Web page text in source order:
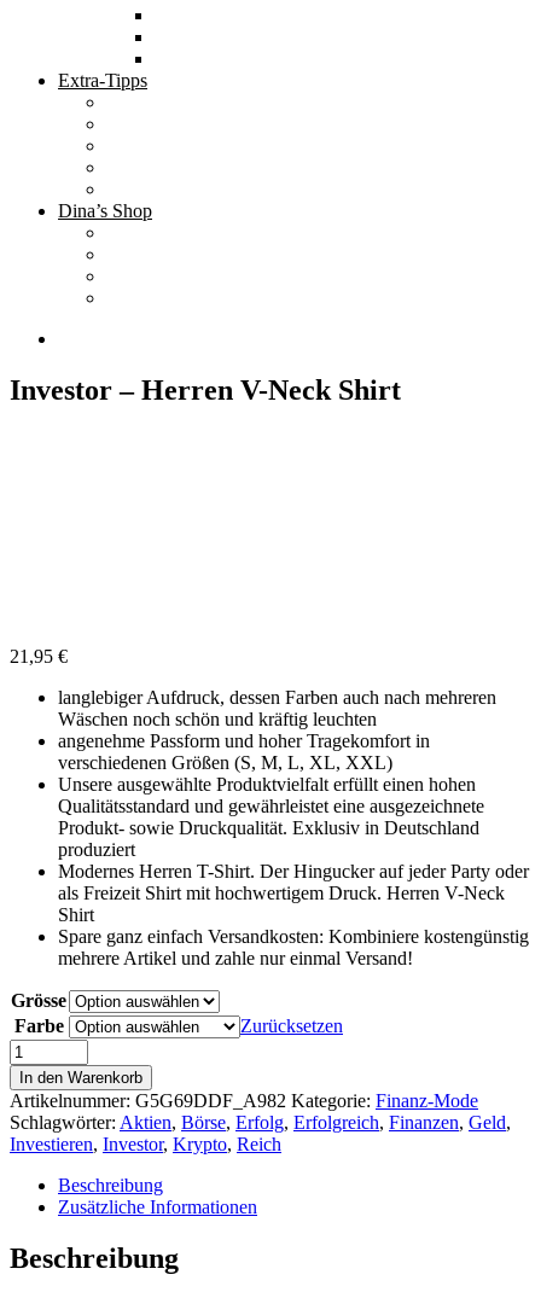
Extra-Tipps
Dina’s Shop
Investor – Herren V-Neck Shirt
21,95 €
langlebiger Aufdruck, dessen Farben auch nach mehreren
Wäschen noch schön und kräftig leuchten
angenehme Passform und hoher Tragekomfort in
verschiedenen Größen (S, M, L, XL, XXL)
Unsere ausgewählte Produktvielfalt erfüllt einen hohen
Qualitätsstandard und gewährleistet eine ausgezeichnete
Produkt- sowie Druckqualität. Exklusiv in Deutschland
produziert
Modernes Herren T-Shirt. Der Hingucker auf jeder Party oder
als Freizeit Shirt mit hochwertigem Druck. Herren V-Neck
Shirt
Spare ganz einfach Versandkosten: Kombiniere kostengünstig
mehrere Artikel und zahle nur einmal Versand!
Grösse
Farbe
Zurücksetzen
Investor
-
Herren
V-
Neck
Shirt
Menge
In den Warenkorb
Artikelnummer: G5G69DDF_A982 Kategorie: Finanz-Mode
Schlagwörter: Aktien, Börse, Erfolg, Erfolgreich, Finanzen, Geld,
Investieren, Investor, Krypto, Reich
Beschreibung
Zusätzliche Informationen
Beschreibung